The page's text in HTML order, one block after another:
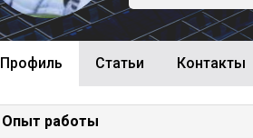
Профиль Cтатьи Контакты
Опыт работы